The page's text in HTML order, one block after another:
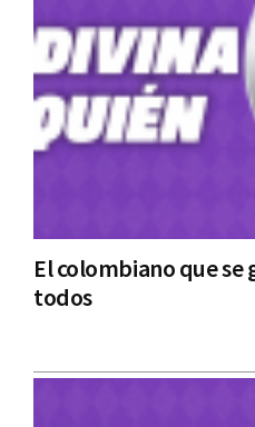
El colombiano que se
todos